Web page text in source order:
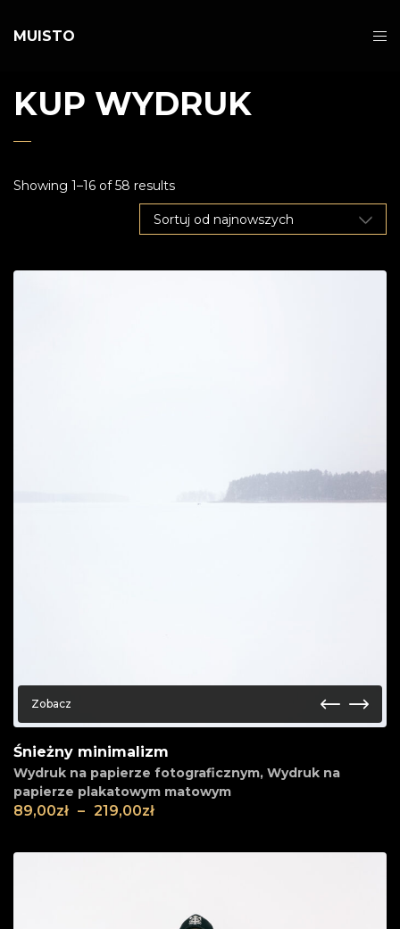
MUISTO
KUP WYDRUK
Showing 1–16 of 58 results
Zobacz
Śnieżny minimalizm
Wydruk na papierze fotograficznym, Wydruk na
papierze plakatowym matowym
89,00zł – 219,00zł